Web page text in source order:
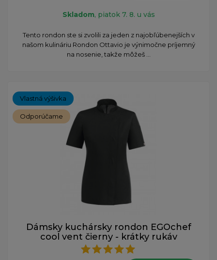
Skladom, piatok 7. 8. u vás
Tento rondon ste si zvolili za jeden z najobľúbenejších v
našom kulináriu Rondon Ottavio je výnimočne príjemný
na nosenie, takže môžeš ...
Vlastná výšivka
Odporúčame
Dámsky kuchársky rondon EGOchef
cool vent čierny - krátky rukáv